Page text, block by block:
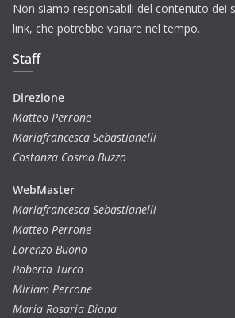
Non siamo responsabili del contenuto dei
link, che potrebbe variare nel tempo.
Staff
Direzione
Matteo Perrone
Mariafrancesca Sebastianelli
Costanza Cosma Buzzo
WebMaster
Mariafrancesca Sebastianelli
Matteo Perrone
Lorenzo Buono
Roberta Turco
Miriam Perrone
Maria Rosaria Diana